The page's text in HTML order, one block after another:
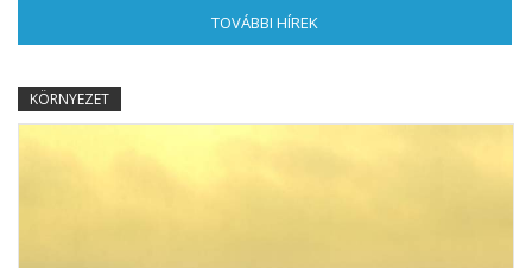
TOVÁBBI HÍREK
KÖRNYEZET